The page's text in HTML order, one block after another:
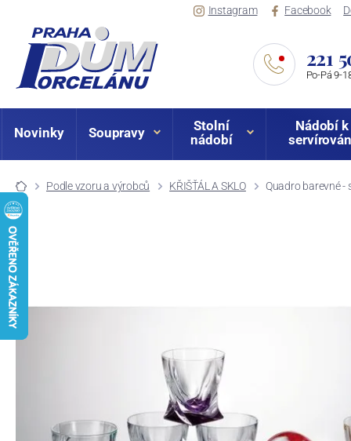
Instagram Facebook
221
Po-Pá 9-
Novinky Soupravy
Stolní
nádobí
Nádobí k
Podle vzoru a výrobců KŘIŠŤÁL A SKLO Quadro barevné -